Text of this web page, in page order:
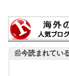
📰今読まれてい